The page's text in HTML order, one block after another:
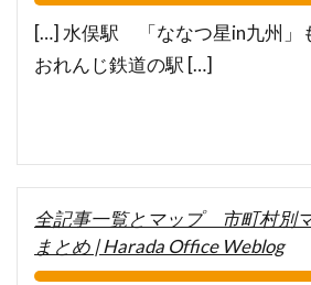
[…] 水俣駅 「ななつ星in九州」
おれんじ鉄道の駅 […]
全記事一覧とマップ 市町村別
まとめ | Harada Office Weblog